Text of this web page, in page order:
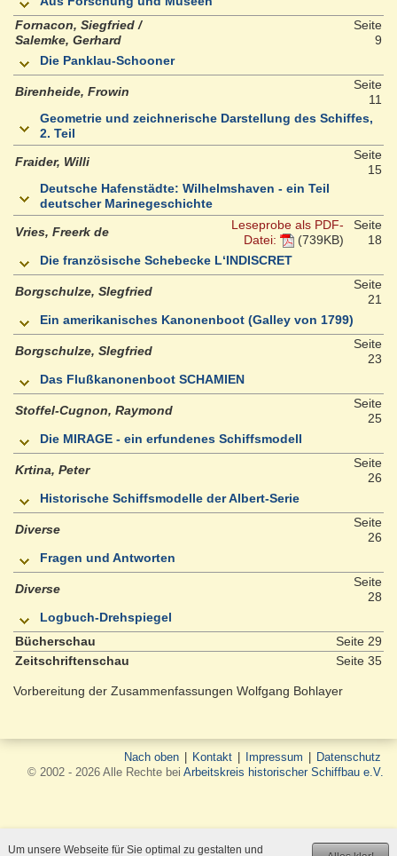
Fornacon, Siegfried /
Salemke, Gerhard
Seite
9
Die Panklau-Schooner
Birenheide, Frowin
Seite
11
Geometrie und zeichnerische Darstellung des Schiffes,
2. Teil
Fraider, Willi
Seite
15
Deutsche Hafenstädte: Wilhelmshaven - ein Teil
deutscher Marinegeschichte
Vries, Freerk de
Leseprobe als PDF-
Datei:
(739KB)
Seite
18
Die französische Schebecke L‘INDISCRET
Borgschulze, SIegfried
Seite
21
Ein amerikanisches Kanonenboot (Galley von 1799)
Borgschulze, SIegfried
Seite
23
Das Flußkanonenboot SCHAMIEN
Stoffel-Cugnon, Raymond
Seite
25
Die MIRAGE - ein erfundenes Schiffsmodell
Krtina, Peter
Seite
26
Historische Schiffsmodelle der Albert-Serie
Diverse
Seite
26
Fragen und Antworten
Diverse
Seite
28
Logbuch-Drehspiegel
Bücherschau
Seite 29
Zeitschriftenschau
Seite 35
Vorbereitung der Zusammenfassungen Wolfgang Bohlayer
Nach oben | Kontakt | Impressum | Datenschutz
© 2002 - 2026 Alle Rechte bei Arbeitskreis historischer Schiffbau e.V.
Um unsere Webseite für Sie optimal zu gestalten und